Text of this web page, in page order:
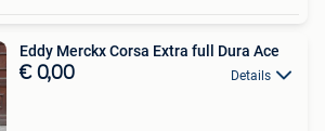
Eddy Merckx Corsa Extra full Dura Ace
€ 0,00 Details